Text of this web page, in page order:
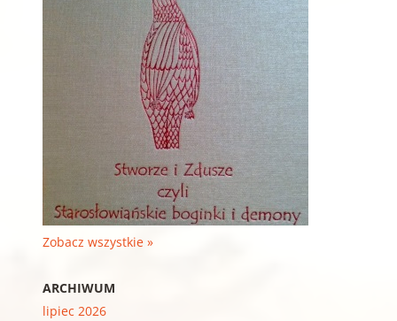
Zobacz wszystkie »
ARCHIWUM
lipiec 2026